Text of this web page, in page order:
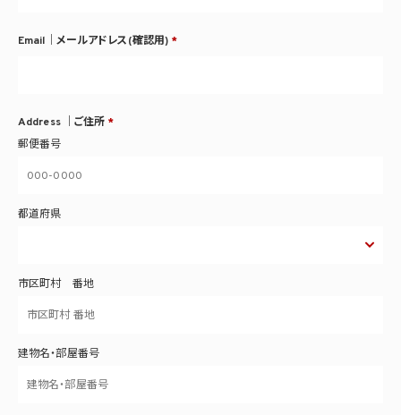
Email｜メールアドレス(確認用) *
Address ｜ご住所 *
郵便番号
都道府県
市区町村 番地
建物名・部屋番号